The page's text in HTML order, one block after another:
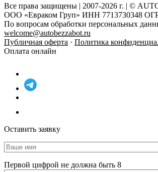
Все права защищены | 2007-2026 г. | ©
ООО «Евраком Груп» ИНН 7713730348
По вопросам обработки персональных
welcome@autobezzabot.ru
Публичная оферта · Политика
Оплата онлайн
Оставить заявку
Первой цифрой не должна быть 8